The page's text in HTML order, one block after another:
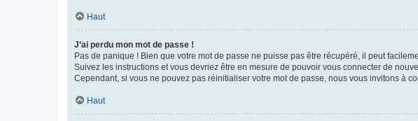
Haut
J’ai perdu mon mot de passe !
Pas de panique ! Bien que votre mot de passe ne puisse pas être récupéré, il peut
Suivez les instructions et vous devriez être en mesure de pouvoir vous connecter de
Cependant, si vous ne pouvez pas réinitialiser votre mot de passe, nous vous invitons à
Haut